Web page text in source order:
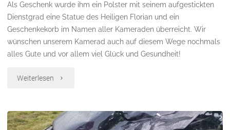
Als Geschenk wurde ihm ein Polster mit seinem aufgestickten
Dienstgrad eine Statue des Heiligen Florian und ein
Geschenkekorb im Namen aller Kameraden überreicht. Wir
wünschen unserem Kamerad auch auf diesem Wege nochmals
alles Gute und vor allem viel Glück und Gesundheit!
Weiterlesen "Geburtstag
Gustav"